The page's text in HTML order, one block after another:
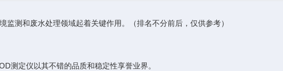
测和废水处理领域起着关键作用。（排名不分前后，仅供参考）
测定仪以其不错的品质和稳定性享誉业界。